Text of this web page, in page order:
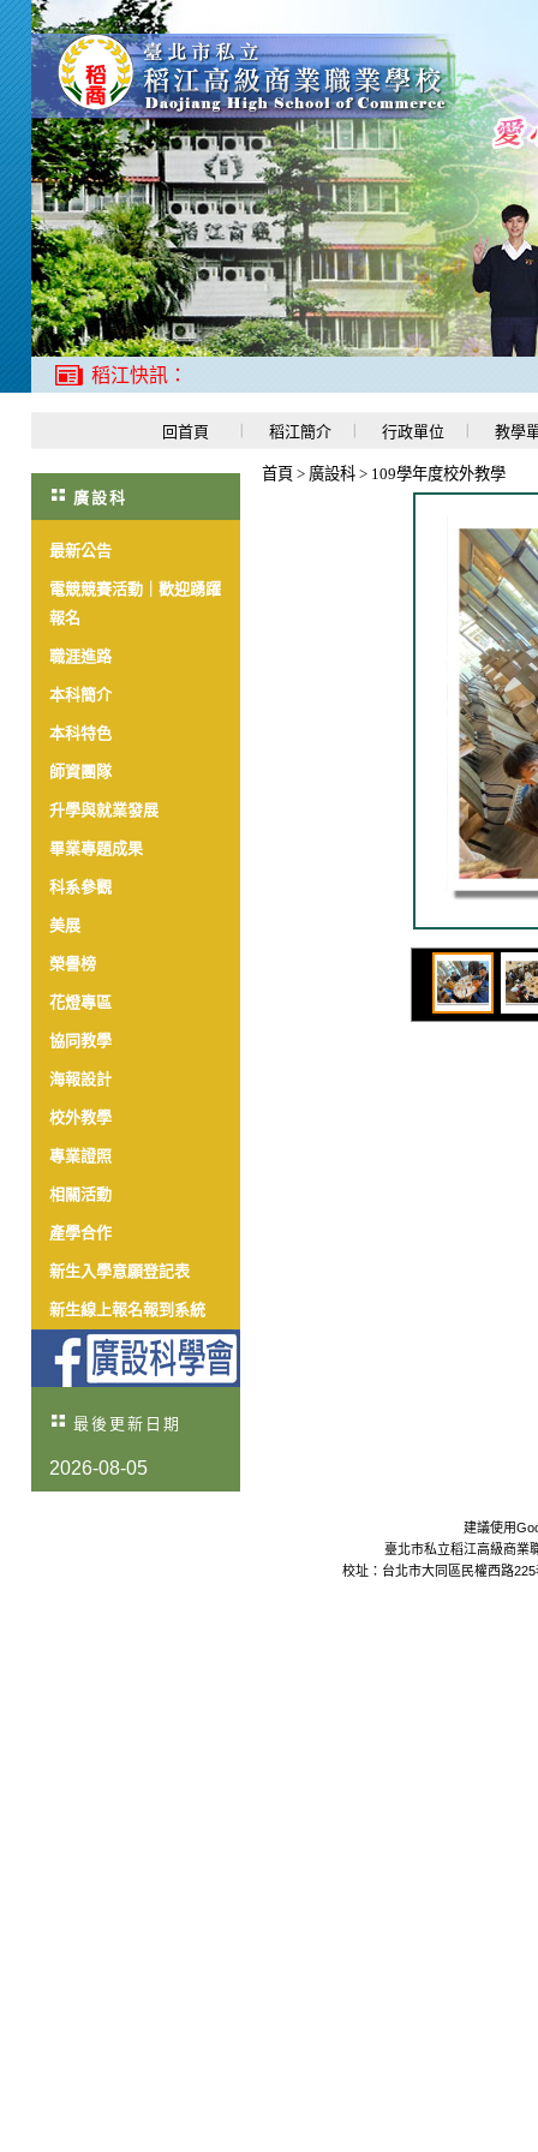
稻江快訊：
回首頁 稻江簡介 行政單位 教學
廣設科
最新公告
電競競賽活動｜歡迎踴躍
報名
職涯進路
本科簡介
本科特色
師資團隊
升學與就業發展
畢業專題成果
科系參觀
美展
榮譽榜
花燈專區
協同教學
海報設計
校外教學
專業證照
相關活動
產學合作
新生入學意願登記表
新生線上報名報到系統
最後更新日期
2026-08-05
首頁 > 廣設科 > 109學年度校外教學
建議使用
臺北市私立稻江高級商業
校址：台北市大同區民權西路